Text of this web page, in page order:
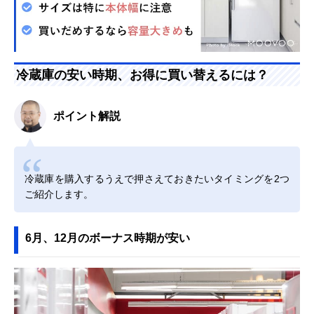
冷蔵庫の安い時期、お得に買い替えるには？
ポイント解説
冷蔵庫を購入するうえで押さえておきたいタイミングを2つ
ご紹介します。
6月、12月のボーナス時期が安い